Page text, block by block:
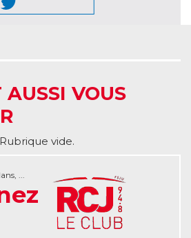
AUSSI VOUS
Rubrique vide.
...